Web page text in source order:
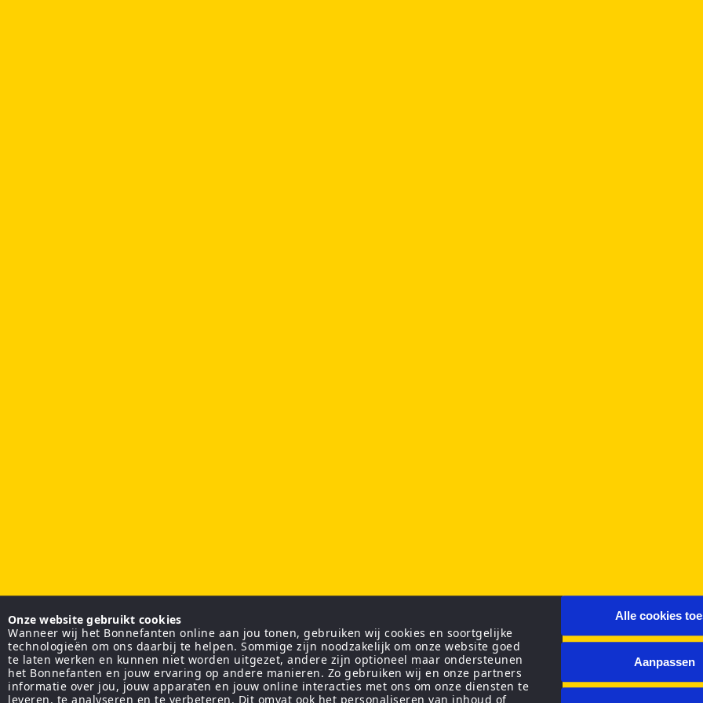
Onze website gebruikt cookies
Wanneer wij het Bonnefanten online aan jou tonen, gebruiken wij cookies en soortgelijke
technologieën om ons daarbij te helpen. Sommige zijn noodzakelijk om onze website goed
te laten werken en kunnen niet worden uitgezet, andere zijn optioneel maar ondersteunen
het Bonnefanten en jouw ervaring op andere manieren. Zo gebruiken wij en onze partners
informatie over jou, jouw apparaten en jouw online interacties met ons om onze diensten te
leveren, te analyseren en te verbeteren. Dit omvat ook het personaliseren van inhoud of
Alle cookies
Aanpassen